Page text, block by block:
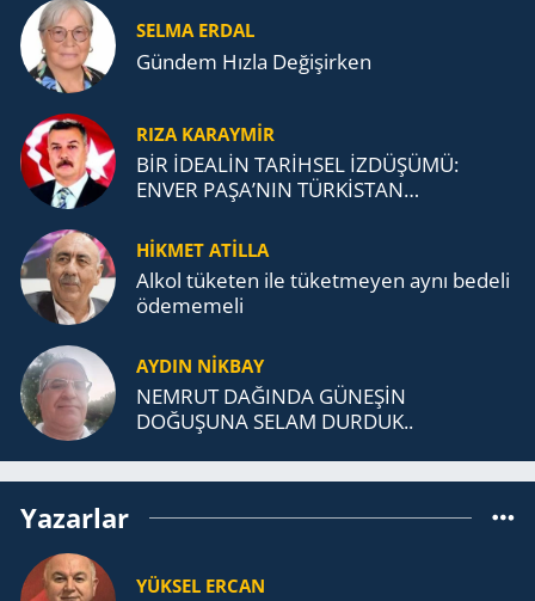
SELMA ERDAL
Gündem Hızla Değişirken
RIZA KARAYMIR
BİR İDEALİN TARİHSEL İZDÜŞÜMÜ:
ENVER PAŞA’NIN TÜRKİSTAN
TEŞKİLATI’NA UZANAN MİRASI
HİKMET ATİLLA
Alkol tü­ke­ten ile tü­ket­me­yen aynı be­de­li
öde­me­me­li
AYDIN NİKBAY
NEMRUT DAĞINDA GÜNEŞİN
DOĞUŞUNA SELAM DURDUK..
Yazarlar
YÜKSEL ERCAN